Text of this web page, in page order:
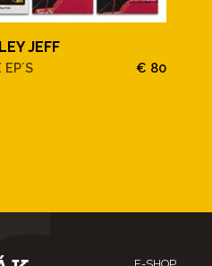
JEFF
EP´S € 80